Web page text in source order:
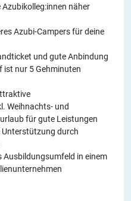
näher
Azubi-Campers für deine
und gute Anbindung
ist nur 5 Gehminuten
Weihnachts- und
für gute Leistungen
Unterstützung durch
Ausbildungsumfeld in einem